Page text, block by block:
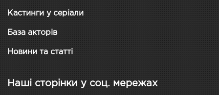
Кастинги у серіали
База акторів
Новини та статті
Наші сторінки у соц. мережах